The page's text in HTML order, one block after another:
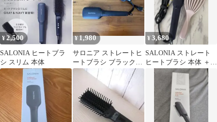
¥2,500
SALONIA ヒートブラ
シ スリム 本体
¥1,980
サロニア ストレートヒ
ートブラシ ブラック
SL-012BK ワイドタイ
¥3,680
SALONIA ストレート
ヒートブラシ 本体 ＋
ヘアブラシ2点